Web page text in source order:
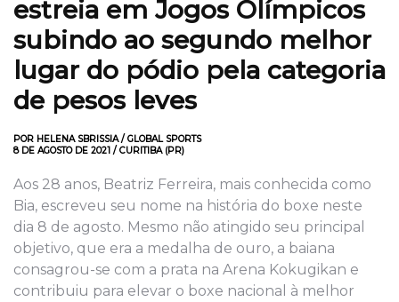
estreia em Jogos Olímpicos
subindo ao segundo melhor
lugar do pódio pela categoria
de pesos leves
POR HELENA SBRISSIA / GLOBAL SPORTS
8 DE AGOSTO DE 2021 / CURITIBA (PR)
Aos 28 anos, Beatriz Ferreira, mais conhecida como
Bia, escreveu seu nome na história do boxe neste
dia 8 de agosto. Mesmo não atingido seu principal
objetivo, que era a medalha de ouro, a baiana
consagrou-se com a prata na Arena Kokugikan e
contribuiu para elevar o boxe nacional à melhor